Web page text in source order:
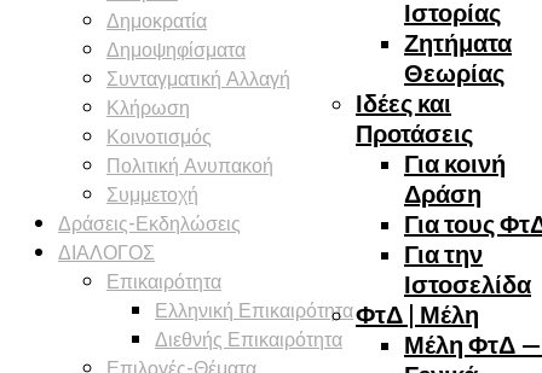
Ιστορίας
Ζητήματα
Θεωρίας
Ιδέες και
Προτάσεις
Για κοινή
Δράση
Για τους
Για την
Ιστοσελίδα
ΦτΔ | Μέλη
Μέλη ΦτΔ —
Δημοκρατία
Δημοψηφίσματα
Συνταγματική Αλλαγή
Κλήρωση
Κοινοτισμός
Πολιτική Ανυπακοή
Συμμετοχή
Δράσεις-Εκδηλώσεις
ΔΙΑΛΟΓΟΣ
Επικαιρότητα
Ελληνική Επικαιρότητα
Διεθνής Επικαιρότητα